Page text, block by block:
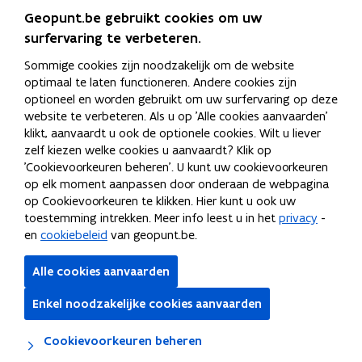
Lambert 2008
Lagen
navigeren.
Bevestig
keuze
met
"enter"
gebruik
de
"escape"
knop
om
suggestiebox
sluiten.
Geopunt.be gebruikt cookies om uw
surfervaring te verbeteren.
Sommige cookies zijn noodzakelijk om de website
optimaal te laten functioneren. Andere cookies zijn
optioneel en worden gebruikt om uw surfervaring op deze
website te verbeteren. Als u op 'Alle cookies aanvaarden'
klikt, aanvaardt u ook de optionele cookies. Wilt u liever
zelf kiezen welke cookies u aanvaardt? Klik op
'Cookievoorkeuren beheren'. U kunt uw cookievoorkeuren
op elk moment aanpassen door onderaan de webpagina
op Cookievoorkeuren te klikken. Hier kunt u ook uw
toestemming intrekken. Meer info leest u in het privacy -
en cookiebeleid van geopunt.be.
Alle cookies aanvaarden
Enkel noodzakelijke cookies aanvaarden
Cookievoorkeuren beheren